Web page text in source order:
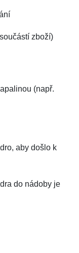
zboží)
(např.
aby došlo k
do nádoby je